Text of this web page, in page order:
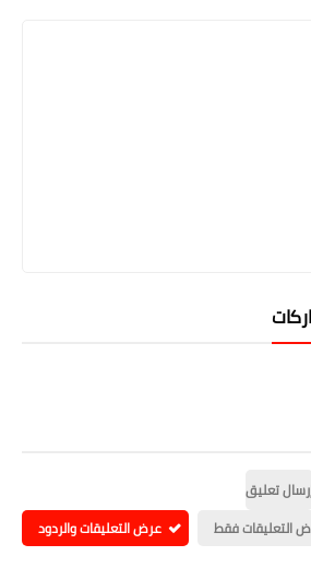
تعليق
التعليقات فقط
عرض التعليقات والردود